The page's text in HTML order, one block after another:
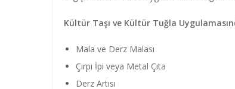
Kültür Taşı ve Kültür Tuğla
Mala ve Derz Malası
Çırpı İpi veya Metal Çıta
Derz Artısı